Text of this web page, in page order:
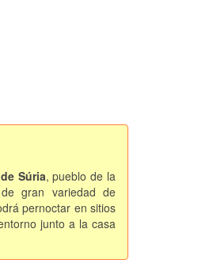
Súria, pueblo de la
gran variedad de
pernoctar en sitios
junto a la casa